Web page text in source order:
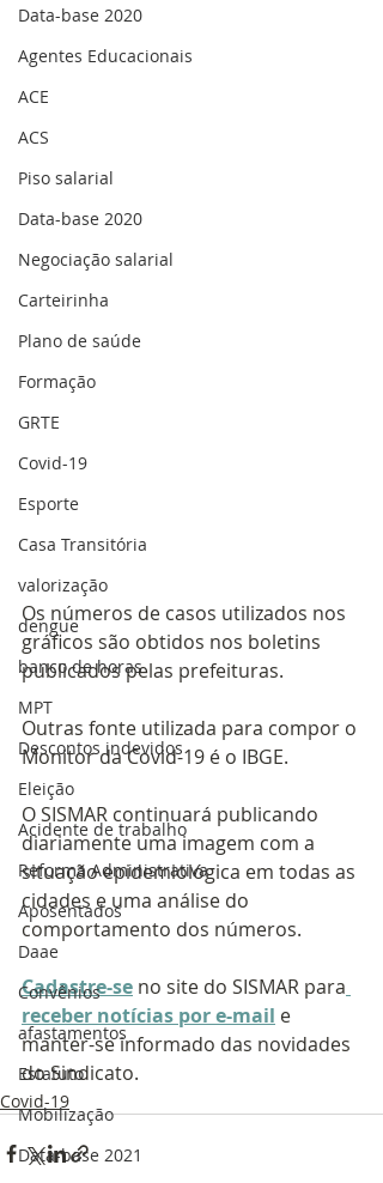
Data-base 2020
Agentes Educacionais
ACE
ACS
Piso salarial
Data-base 2020
Negociação salarial
Carteirinha
Plano de saúde
Formação
GRTE
Covid-19
Esporte
Casa Transitória
valorização
dengue
banco de horas
MPT
Descontos indevidos
Eleição
Acidente de trabalho
Reforma Administrativa
Aposentados
Daae
Convênios
afastamentos
Estatuto
Mobilização
Data-base 2021
Os números de casos utilizados nos
gráficos são obtidos nos boletins
publicados pelas prefeituras.
Outras fonte utilizada para compor o
Monitor da Covid-19 é o IBGE.
O SISMAR continuará publicando
diariamente uma imagem com a
situação epidemiológica em todas as
cidades e uma análise do
comportamento dos números.
Cadastre-se no site do SISMAR para
receber notícias por e-mail e
manter-se informado das novidades
do Sindicato.
Covid-19